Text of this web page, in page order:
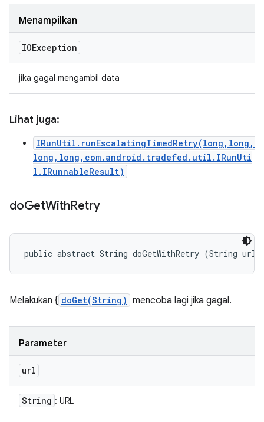
Menampilkan
IOException
jika gagal mengambil data
Lihat juga:
IRunUtil.runEscalatingTimedRetry(long,long,
long,long,com.android.tradefed.util.IRunUti
l.IRunnableResult)
doGetWithRetry
public abstract String doGetWithRetry (String url)
Melakukan { doGet(String) mencoba lagi jika gagal.
Parameter
url
String : URL